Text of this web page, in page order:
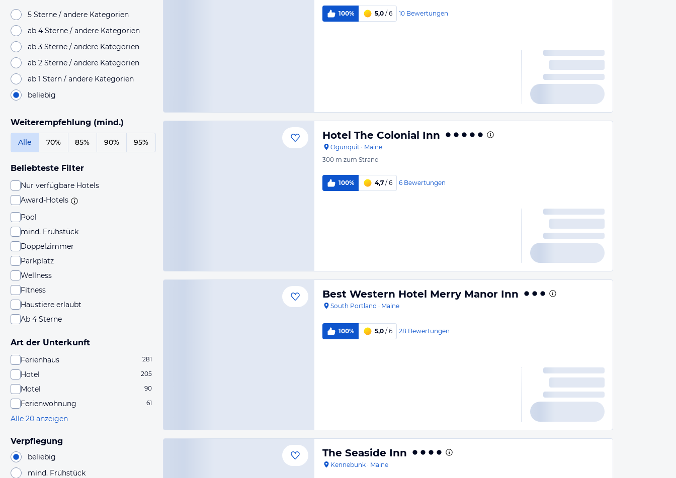
5 Sterne / andere Kategorien
ab 4 Sterne / andere Kategorien
ab 3 Sterne / andere Kategorien
ab 2 Sterne / andere Kategorien
ab 1 Stern / andere Kategorien
beliebig
Weiterempfehlung (mind.)
Alle 70% 85% 90% 95%
Beliebteste Filter
Nur verfügbare Hotels
Award-Hotels
Pool
mind. Frühstück
Doppelzimmer
Parkplatz
Wellness
Fitness
Haustiere erlaubt
Ab 4 Sterne
Art der Unterkunft
Ferienhaus 281
Hotel 205
Motel 90
Ferienwohnung 61
Alle 20 anzeigen
Verpflegung
beliebig
mind. Frühstück
100% 5,0 / 6 10 Bewertungen
Hotel The Colonial Inn
Ogunquit · Maine
300 m zum Strand
100% 4,7 / 6 6 Bewertungen
Best Western Hotel Merry Manor Inn
South Portland · Maine
100% 5,0 / 6 28 Bewertungen
The Seaside Inn
Kennebunk · Maine